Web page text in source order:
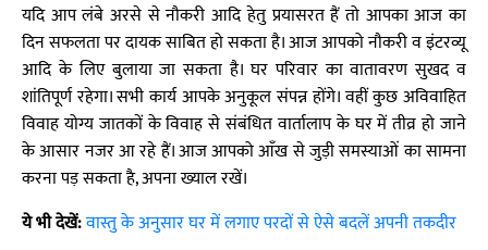
यदि आप लंबे अरसे से नौकरी आदि हेतु प्रयासरत हैं तो आपका आज का
दिन सफलता पर दायक साबित हो सकता है। आज आपको नौकरी व इंटरव्यू
आदि के लिए बुलाया जा सकता है। घर परिवार का वातावरण सुखद व
शांतिपूर्ण रहेगा। सभी कार्य आपके अनुकूल संपन्न होंगे। वहीं कुछ अविवाहित
विवाह योग्य जातकों के विवाह से संबंधित वार्तालाप के घर में तीव्र हो जाने
के आसार नजर आ रहे हैं। आज आपको आँख से जुड़ी समस्याओं का सामना
करना पड़ सकता है, अपना ख्याल रखें।
ये भी देखें:वास्तु के अनुसार घर में लगाए परदों से ऐसे बदलें अपनी तकदीर